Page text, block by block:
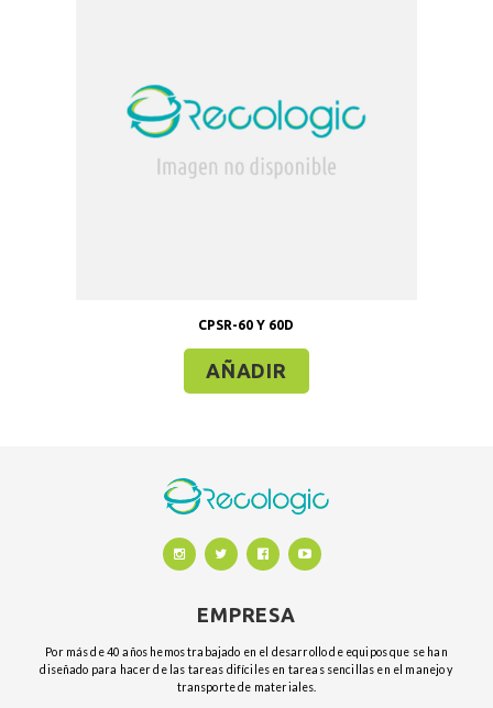
CPSR-60 Y 60D
AÑADIR
EMPRESA
Por más de 40 años hemos trabajado en el desarrollo de equipos que se han
diseñado para hacer de las tareas difíciles en tareas sencillas en el manejo y
transporte de materiales.